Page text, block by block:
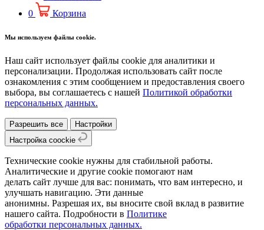
0
Корзина
Мы используем файлы cookie.
Наш сайт использует файлы cookie для аналитики и
персонализации. Продолжая использовать сайт после
ознакомления с этим сообщением и предоставления своего
выбора, вы соглашаетесь с нашей Политикой обработки
персональных данных.
Разрешить все
Настройки
Настройка coockie
Технические cookie нужны для стабильной работы.
Аналитические и другие cookie помогают нам
делать сайт лучше для вас: понимать, что вам интересно, и
улучшать навигацию. Эти данные
анонимны. Разрешая их, вы вносите свой вклад в развитие
нашего сайта. Подробности в Политике
обработки персональных данных.